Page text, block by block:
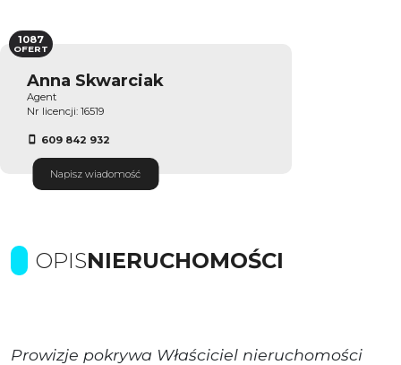
Anna Skwarciak
Agent
Nr licencji: 16519
609 842 932
Napisz wiadomość
1087
OFERT
OPISNIERUCHOMOŚCI
Prowizje pokrywa Właściciel nieruchomości